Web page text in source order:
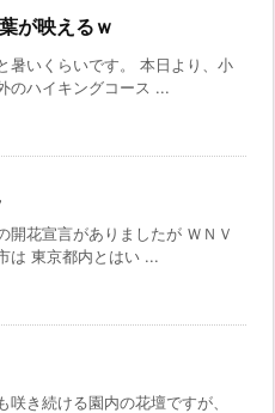
が映えるｗ
暑いくらいです。 本日より、小
のハイキングコース ...
開花宣言がありましたが ＷＮＶ
は 東京都内とはい ...
咲き続ける園内の花壇ですが、